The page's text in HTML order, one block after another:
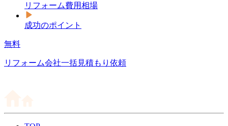
リフォーム費用相場
成功のポイント
無料
リフォーム会社一括見積もり依頼